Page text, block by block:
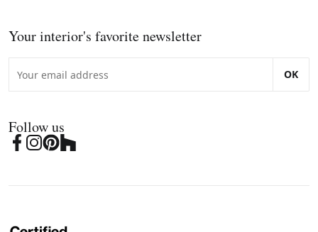
Your interior's favorite newsletter
OK
Follow us